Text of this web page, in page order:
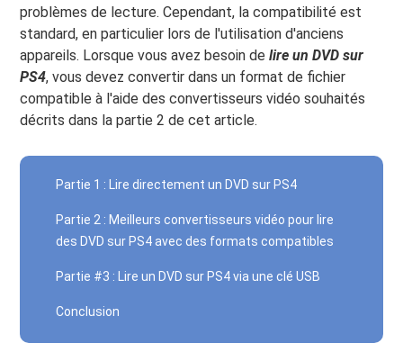
problèmes de lecture. Cependant, la compatibilité est
standard, en particulier lors de l'utilisation d'anciens
appareils. Lorsque vous avez besoin delire un DVD sur
PS4, vous devez convertir dans un format de fichier
compatible à l'aide des convertisseurs vidéo souhaités
décrits dans la partie 2 de cet article.
Partie 1 : Lire directement un DVD sur PS4
Partie 2 : Meilleurs convertisseurs vidéo pour lire
des DVD sur PS4 avec des formats compatibles
Partie #3 : Lire un DVD sur PS4 via une clé USB
Conclusion